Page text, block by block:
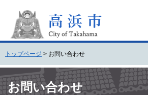
頭
で
す
。
飛
ば
し
て
トップページ > お問い合わせ
文 お問い合わせ